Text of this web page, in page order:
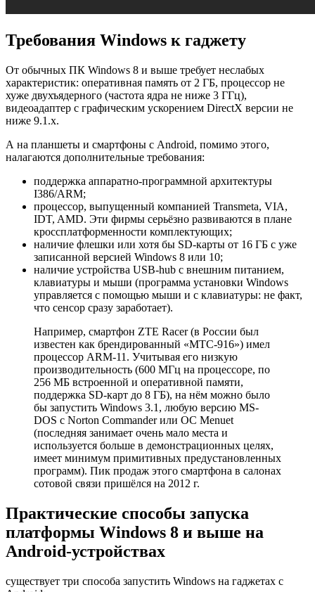
Требования Windows к гаджету
От обычных ПК Windows 8 и выше требует неслабых
характеристик: оперативная память от 2 ГБ, процессор не
хуже двухъядерного (частота ядра не ниже 3 ГГц),
видеоадаптер с графическим ускорением DirectX версии не
ниже 9.1.x.
А на планшеты и смартфоны с Android, помимо этого,
налагаются дополнительные требования:
поддержка аппаратно-программной архитектуры
I386/ARM;
процессор, выпущенный компанией Transmeta, VIA,
IDT, AMD. Эти фирмы серьёзно развиваются в плане
кроссплатформенности комплектующих;
наличие флешки или хотя бы SD-карты от 16 ГБ с уже
записанной версией Windows 8 или 10;
наличие устройства USB-hub с внешним питанием,
клавиатуры и мыши (программа установки Windows
управляется с помощью мыши и с клавиатуры: не факт,
что сенсор сразу заработает).
Например, смартфон ZTE Racer (в России был
известен как брендированный «МТС-916») имел
процессор ARM-11. Учитывая его низкую
производительность (600 МГц на процессоре, по
256 МБ встроенной и оперативной памяти,
поддержка SD-карт до 8 ГБ), на нём можно было
бы запустить Windows 3.1, любую версию MS-
DOS с Norton Commander или ОС Menuet
(последняя занимает очень мало места и
используется больше в демонстрационных целях,
имеет минимум примитивных предустановленных
программ). Пик продаж этого смартфона в салонах
сотовой связи пришёлся на 2012 г.
Практические способы запуска
платформы Windows 8 и выше на
Android-устройствах
существует три способа запустить Windows на гаджетах с